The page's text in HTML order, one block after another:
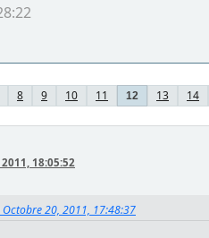
8 9 10 11 12 13 14
18:05:52
Octobre 20, 2011, 17:48:37